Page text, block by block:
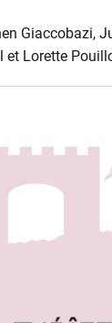
Giaccobazi,
et Lorette